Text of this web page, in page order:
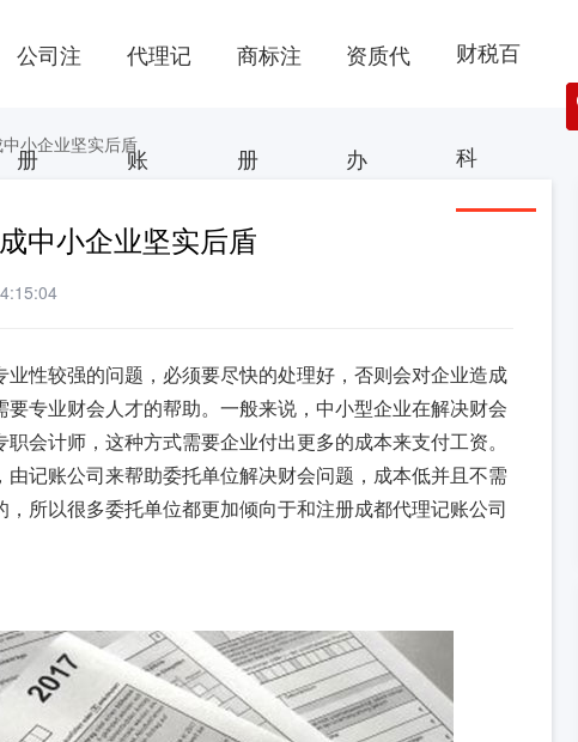
公司注
册
代理记
账
商标注
册
资质代
办
财税百
科
小企业坚实后盾
中小企业坚实后盾
性较强的问题，必须要尽快的处理好，否则会对企业造成
专业财会人才的帮助。一般来说，中小型企业在解决财会
会计师，这种方式需要企业付出更多的成本来支付工资。
记账公司来帮助委托单位解决财会问题，成本低并且不需
所以很多委托单位都更加倾向于和注册成都代理记账公司